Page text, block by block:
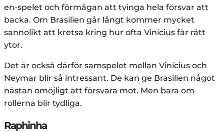
en-spelet och förmågan att tvinga hela försvar att
backa. Om Brasilien går långt kommer mycket
sannolikt att kretsa kring hur ofta Vinícius får rätt
ytor.
Det är också därför samspelet mellan Vinícius och
Neymar blir så intressant. De kan ge Brasilien något
nästan omöjligt att försvara mot. Men bara om
rollerna blir tydliga.
Raphinha